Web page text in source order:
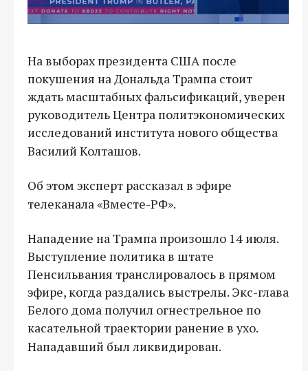
На выборах президента США после
покушения на Дональда Трампа стоит
ждать масштабных фальсификаций, уверен
руководитель Центра политэкономических
исследований института нового общества
Василий Колташов.
Об этом эксперт рассказал в эфире
телеканала «Вместе-РФ».
Нападение на Трампа произошло 14 июля.
Выступление политика в штате
Пенсильвания транслировалось в прямом
эфире, когда раздались выстрелы. Экс-глава
Белого дома получил огнестрельное по
касательной траектории ранение в ухо.
Нападавший был ликвидирован.